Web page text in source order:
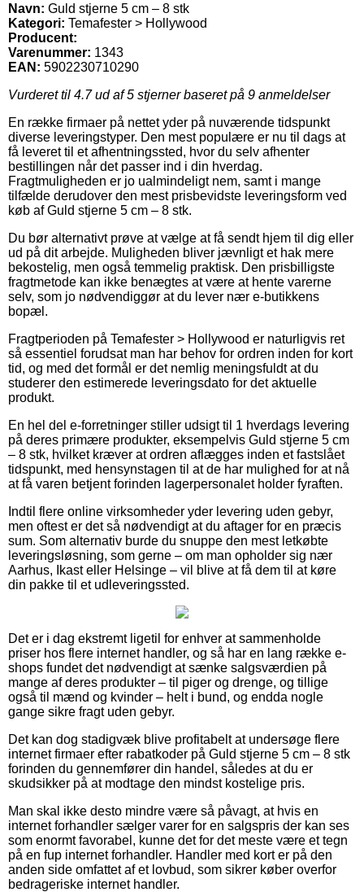
Navn: Guld stjerne 5 cm – 8 stk
Kategori: Temafester > Hollywood
Producent:
Varenummer: 1343
EAN: 5902230710290
Vurderet til 4.7ud af 5 stjerner baseret på 9 anmeldelser
En række firmaer på nettet yder på nuværende tidspunkt
diverse leveringstyper. Den mest populære er nu til dags at
få leveret til et afhentningssted, hvor du selv afhenter
bestillingen når det passer ind i din hverdag.
Fragtmuligheden er jo ualmindeligt nem, samt i mange
tilfælde derudover den mest prisbevidste leveringsform ved
køb af Guld stjerne 5 cm – 8 stk.
Du bør alternativt prøve at vælge at få sendt hjem til dig eller
ud på dit arbejde. Muligheden bliver jævnligt et hak mere
bekostelig, men også temmelig praktisk. Den prisbilligste
fragtmetode kan ikke benægtes at være at hente varerne
selv, som jo nødvendiggør at du lever nær e-butikkens
bopæl.
Fragtperioden på Temafester > Hollywood er naturligvis ret
så essentiel forudsat man har behov for ordren inden for kort
tid, og med det formål er det nemlig meningsfuldt at du
studerer den estimerede leveringsdato for det aktuelle
produkt.
En hel del e-forretninger stiller udsigt til 1 hverdags levering
på deres primære produkter, eksempelvis Guld stjerne 5 cm
– 8 stk, hvilket kræver at ordren aflægges inden et fastslået
tidspunkt, med hensynstagen til at de har mulighed for at nå
at få varen betjent forinden lagerpersonalet holder fyraften.
Indtil flere online virksomheder yder levering uden gebyr,
men oftest er det så nødvendigt at du aftager for en præcis
sum. Som alternativ burde du snuppe den mest letkøbte
leveringsløsning, som gerne – om man opholder sig nær
Aarhus, Ikast eller Helsinge – vil blive at få dem til at køre
din pakke til et udleveringssted.
Det er i dag ekstremt ligetil for enhver at sammenholde
priser hos flere internet handler, og så har en lang række e-
shops fundet det nødvendigt at sænke salgsværdien på
mange af deres produkter – til piger og drenge, og tillige
også til mænd og kvinder – helt i bund, og endda nogle
gange sikre fragt uden gebyr.
Det kan dog stadigvæk blive profitabelt at undersøge flere
internet firmaer efter rabatkoder på Guld stjerne 5 cm – 8 stk
forinden du gennemfører din handel, således at du er
skudsikker på at modtage den mindst kostelige pris.
Man skal ikke desto mindre være så påvagt, at hvis en
internet forhandler sælger varer for en salgspris der kan ses
som enormt favorabel, kunne det for det meste være et tegn
på en fup internet forhandler. Handler med kort er på den
anden side omfattet af et lovbud, som sikrer køber overfor
bedrageriske internet handler.